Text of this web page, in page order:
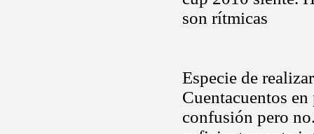
son rítmicas
Especie de
Cuentacuentos
confusión pero